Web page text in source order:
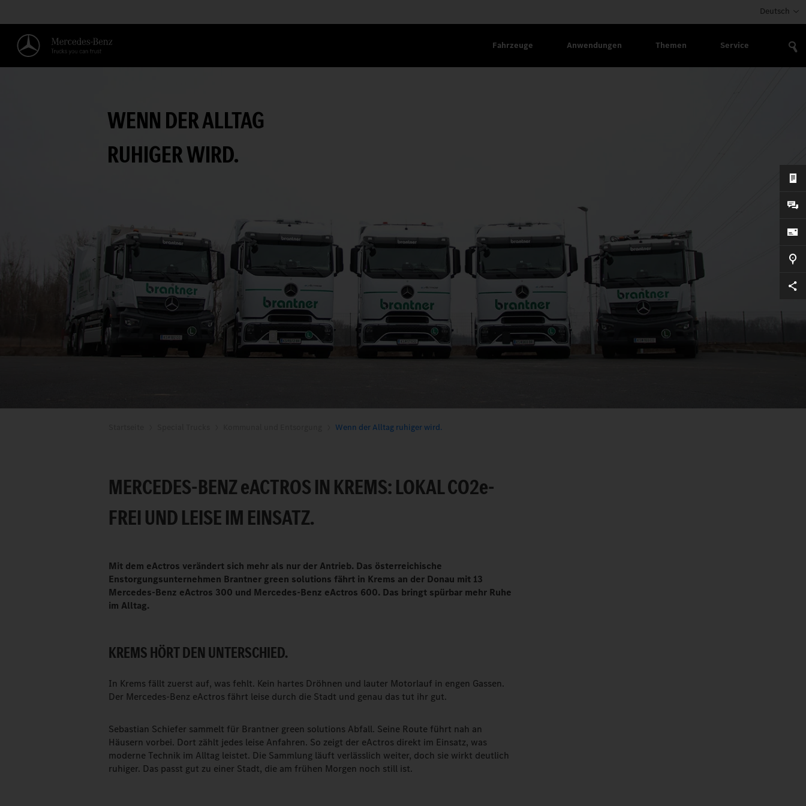
Deutsch
Fahrzeuge Anwendungen Themen Service
WENN DER ALLTAG
RUHIGER WIRD.
Wenn der Alltag ruhiger wird.
MERCEDES-BENZeACTROS IN KREMS: LOKAL CO2e-
FREI UND LEISE IM EINSATZ.
Mit dem eActros verändert sich mehr als nur der Antrieb. Das österreichische
Enstorgungsunternehmen Brantner green solutions fährt in Krems an der Donau mit 13
Mercedes-Benz eActros 300 und Mercedes-Benz eActros 600. Das bringt spürbar mehr Ruhe
im Alltag.
KREMS HÖRT DEN UNTERSCHIED.
In Krems fällt zuerst auf, was fehlt. Kein hartes Dröhnen und lauter Motorlauf in engen Gassen.
Der Mercedes-Benz eActros fährt leise durch die Stadt und genau das tut ihr gut.
Sebastian Schiefer sammelt für Brantner green solutions Abfall. Seine Route führt nah an
Häusern vorbei. Dort zählt jedes leise Anfahren. So zeigt der eActros direkt im Einsatz, was
moderne Technik im Alltag leistet. Die Sammlung läuft verlässlich weiter, doch sie wirkt deutlich
ruhiger. Das passt gut zu einer Stadt, die am frühen Morgen noch still ist.